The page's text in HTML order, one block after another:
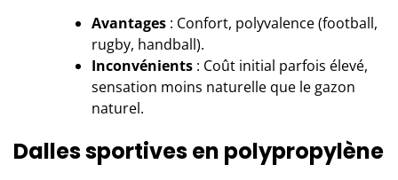
Avantages : Confort, polyvalence (football,
rugby, handball).
Inconvénients : Coût initial parfois élevé,
sensation moins naturelle que le gazon
naturel.
Dalles sportives en polypropylène